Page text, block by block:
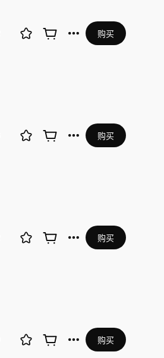
购买
购买
购买
购买